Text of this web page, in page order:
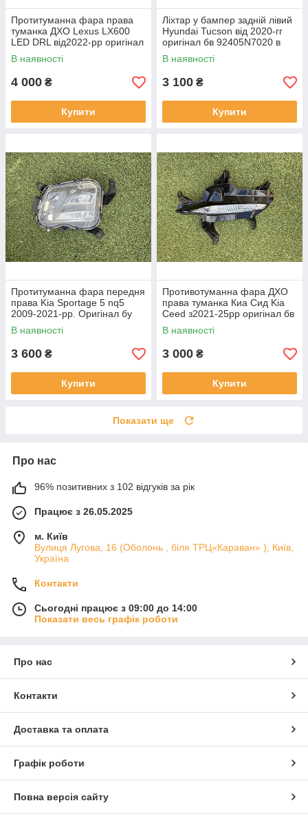
Протитуманна фара права
туманка ДХО Lexus LX600
LED DRL від2022-рр оригінал
бв відсутнє одно кріплення
В наявності
4 000 ₴
Купити
Ліхтар у бампер задній лівий
Hyundai Tucson від 2020-гг
оригінал бв 92405N7020 в
нормальному стані
В наявності
3 100 ₴
Купити
Протитуманна фара передня
права Kia Sportage 5 nq5
2009-2021-рр. Оригінал бу
92202R2000 проклеєна
тріщина скла в непомітному
місці
В наявності
3 600 ₴
Купити
Противотуманна фара ДХО
права туманка Киа Сид Kia
Ceed з2021-25рр оригінал бв
92207J7500 ціла
В наявності
3 000 ₴
Купити
Показати ще
Про нас
96% позитивних з 102 відгуків за рік
Працює з 26.05.2025
м. Київ
Вулиця Лугова, 16 (Оболонь , біля ТРЦ«Караван» ), Київ,
Україна
Контакти
Сьогодні працює з 09:00 до 14:00
Показати весь графік роботи
Про нас
Контакти
Доставка та оплата
Графік роботи
Повна версія сайту